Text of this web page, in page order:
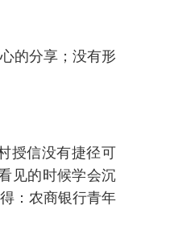
的分享；没有形
授信没有捷径可
见的时候学会沉
：农商银行青年